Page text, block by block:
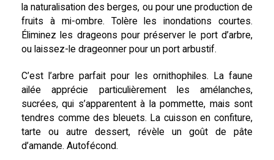
la naturalisation des berges, ou pour une production de
fruits à mi-ombre. Tolère les inondations courtes.
Éliminez les drageons pour préserver le port d’arbre,
ou laissez-le drageonner pour un port arbustif.
C’est l’arbre parfait pour les ornithophiles. La faune
ailée apprécie particulièrement les amélanches,
sucrées, qui s’apparentent à la pommette, mais sont
tendres comme des bleuets. La cuisson en confiture,
tarte ou autre dessert, révèle un goût de pâte
d’amande. Autofécond.